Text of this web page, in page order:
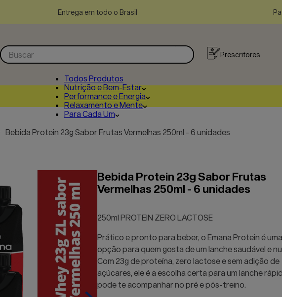
Entrega em todo o Brasil
Buscar
Prescritores
Todos Produtos
Nutrição e Bem-Estar
Performance e Energia
Relaxamento e Mente
Para Cada Um
Bebida Protein 23g Sabor Frutas Vermelhas 250ml - 6 unidades
Bebida Protein 23g Sabor Frutas
Vermelhas 250ml - 6 unidades
250ml PROTEIN ZERO LACTOSE
Prático e pronto para beber, o Emana Protein é
opção para quem gosta de um lanche saudável e
Com 23g de proteína, zero lactose e sem adição de
açúcares, ele é a escolha certa para um lanche
pode te acompanhar no pré e pós-treino.